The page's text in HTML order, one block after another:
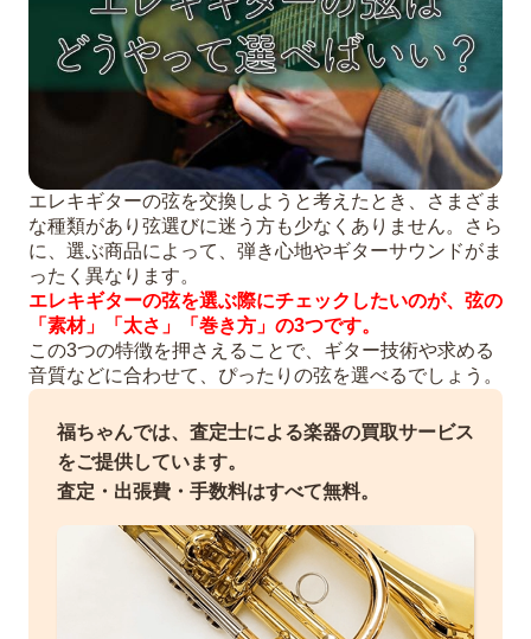
エレキギターの弦を交換しようと考えたとき、さまざま
な種類があり弦選びに迷う方も少なくありません。さら
に、選ぶ商品によって、弾き心地やギターサウンドがま
ったく異なります。
エレキギターの弦を選ぶ際にチェックしたいのが、弦の
「素材」「太さ」「巻き方」の3つです。
この3つの特徴を押さえることで、ギター技術や求める
音質などに合わせて、ぴったりの弦を選べるでしょう。
福ちゃんでは、査定士による楽器の買取サービス
をご提供しています。
査定・出張費・手数料はすべて無料。